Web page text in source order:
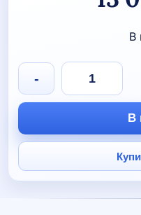
В
Количество
товара
Кроссовки
игровые
Lebron
-
В